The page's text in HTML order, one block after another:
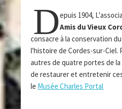
Depuis 1904,
Amis du Vieux
consacre à la conservation
l'histoire de Cordes-sur-Ciel.
autres de quatre portes de la
de restaurer et entretenir
le Musée Charles Portal